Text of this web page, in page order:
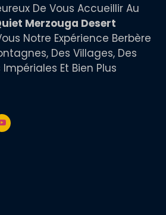
Merzouga Desert
Notre Expérience Berbère
Des Villages, Des
Et Bien Plus